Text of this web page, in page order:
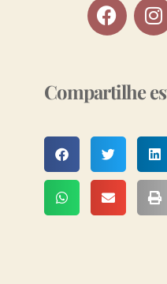
Compartilhe